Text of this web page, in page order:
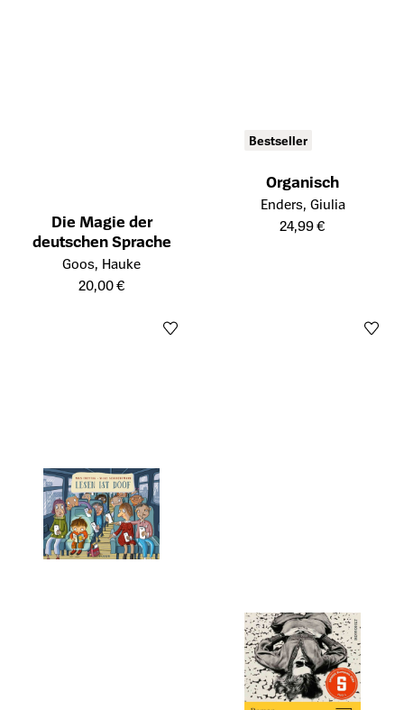
Die Magie der
deutschen Sprache
Öffnet die Detailseite des Produkts
Goos, Hauke
20,00 €
Bestseller
Organisch
Öffnet die Detailseite des
Enders, Giulia
24,99 €